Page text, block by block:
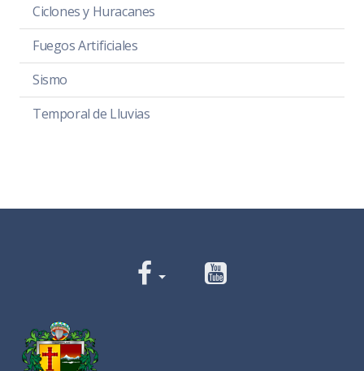
Ciclones y Huracanes
Fuegos Artificiales
Sismo
Temporal de Lluvias